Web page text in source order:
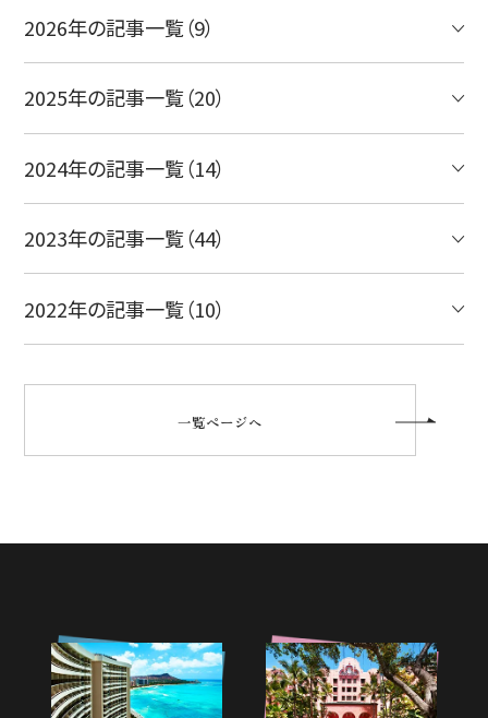
2026年の記事一覧（9）
2025年の記事一覧（20）
2024年の記事一覧（14）
2023年の記事一覧（44）
2022年の記事一覧（10）
一覧ページへ